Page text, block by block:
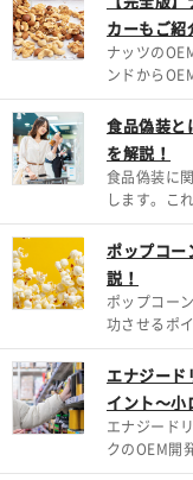
カーもご紹
ナッツの
ンドから
食品偽装と
を解説！
食品偽装に
します。こ
ポップコー
説！
ポップコー
功させるポ
エナジード
イント～小
エナジード
クのOEM開